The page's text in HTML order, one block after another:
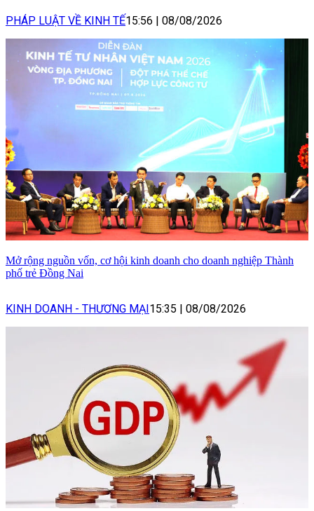
PHÁP LUẬT VỀ KINH TẾ15:56 | 08/08/2026
Mở rộng nguồn vốn, cơ hội kinh doanh cho doanh nghiệp Thành
phố trẻ Đồng Nai
KINH DOANH - THƯƠNG MẠI15:35 | 08/08/2026